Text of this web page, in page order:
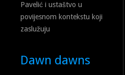
Pavelić i ustaštvo u
povijesnom kontekstu koji
zaslužuju
Dawn dawns